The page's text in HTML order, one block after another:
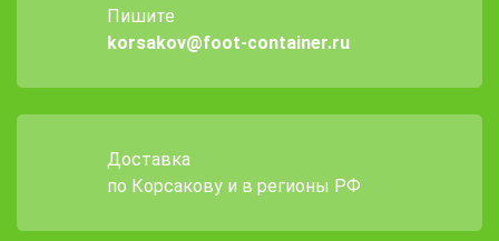
Пишите
korsakov@foot-container.ru
Доставка
по Корсакову и в регионы РФ